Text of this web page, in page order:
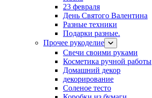
23 февраля
День Святого Валентина
Разные техники
Подарки разные.
Прочее рукоделие
Свечи своими руками
Косметика ручной работы
Домашний декор
декорирование
Соленое тесто